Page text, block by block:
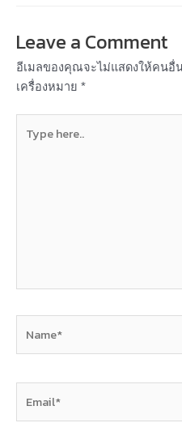
Leave a Comment
อีเมลของคุณจะไม่แสดงให้คนอื่
เครื่องหมาย *
here..